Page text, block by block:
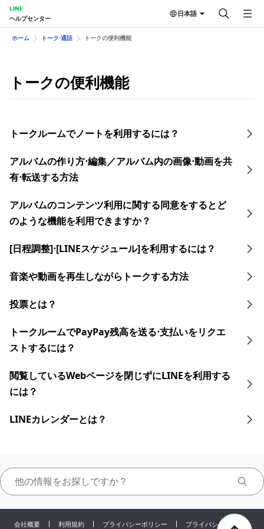
LINE
ヘルプセンター
日本語
ホーム トーク⋅通話 トークの便 利機能
トークの便 利機能
トークルームでノートを利用するには？
アルバムの作り方⋅編集／アルバム内の画像⋅動画を共
有⋅転送する方法
アルバムのコンテンツ利用に関する同意をするとど
のような機能を利用できますか？
[日程調整]⋅[LINEスケジュール]を利用するには？
音楽や動画を再生しながらトークする 方法
投票とは？
トークルームでPayPay残高を送る⋅支払いをリクエ
ストするには？
閲覧しているWebページを閉じずにLINEを利用する
には？
LINEカレンダーとは？
会社概要 利用規約 プライバシーポリシー プライバシーセンター